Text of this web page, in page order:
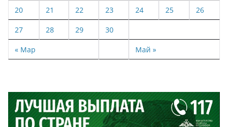
« Мар Май »
20 21 22 23 24 25 26
27 28 29 30